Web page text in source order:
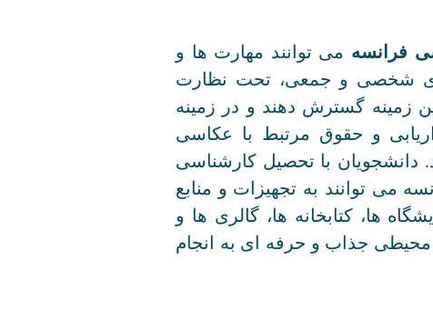
فرانسه می توانند مهارت ها و
شخصی و جمعی، تحت نظارت
زمینه گسترش دهند و در زمینه
و حقوق مرتبط با عکاسی
دانشجویان با تحصیل کارشناسی
می توانند به تجهیزات و منابع
ها، کتابخانه ها، گالری ها و
جذاب و حرفه ای به انجام